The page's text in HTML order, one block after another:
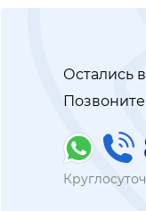
Остались